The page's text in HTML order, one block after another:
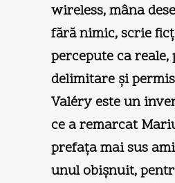
wireless, mâna
fără nimic, scrie
percepute ca
delimitare şi
Valéry este un
ce a remarcat
prefaţa mai sus
unul obişnuit,